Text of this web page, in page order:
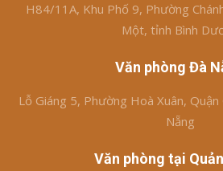
H84/11A, Khu Phố 9, Phường
Một, tỉnh Bình
Văn phòng Đà
Lỗ Giáng 5, Phường Hoà Xuân,
Nẵng
Văn phòng tại